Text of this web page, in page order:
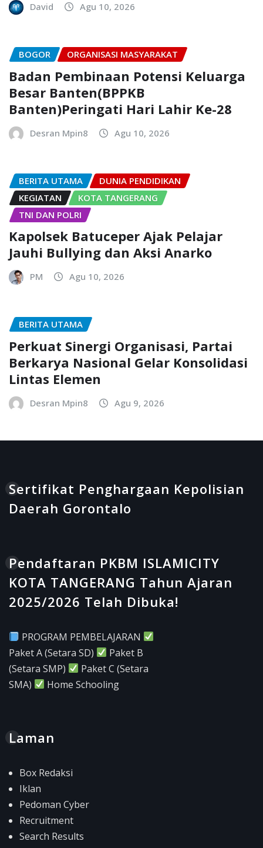
David Agu 10, 2026
BOGOR ORGANISASI MASYARAKAT
Badan Pembinaan Potensi Keluarga
Besar Banten(BPPKB
Banten)Peringati Hari Lahir Ke-28
Desran Mpin8 Agu 10, 2026
BERITA UTAMA
DUNIA PENDIDIKAN
KEGIATAN
KOTA TANGERANG
TNI DAN POLRI
Kapolsek Batuceper Ajak Pelajar
Jauhi Bullying dan Aksi Anarko
PM Agu 10, 2026
BERITA UTAMA
Perkuat Sinergi Organisasi, Partai
Berkarya Nasional Gelar Konsolidasi
Lintas Elemen
Desran Mpin8 Agu 9, 2026
Sertifikat Penghargaan Kepolisian
Daerah Gorontalo
Pendaftaran PKBM ISLAMICITY
KOTA TANGERANG Tahun Ajaran
2025/2026 Telah Dibuka!
PROGRAM PEMBELAJARAN
Paket A (Setara SD)
Paket B
(Setara SMP)
Paket C (Setara
SMA)
Home Schooling
Laman
Box Redaksi
Iklan
Pedoman Cyber
Recruitment
Search Results